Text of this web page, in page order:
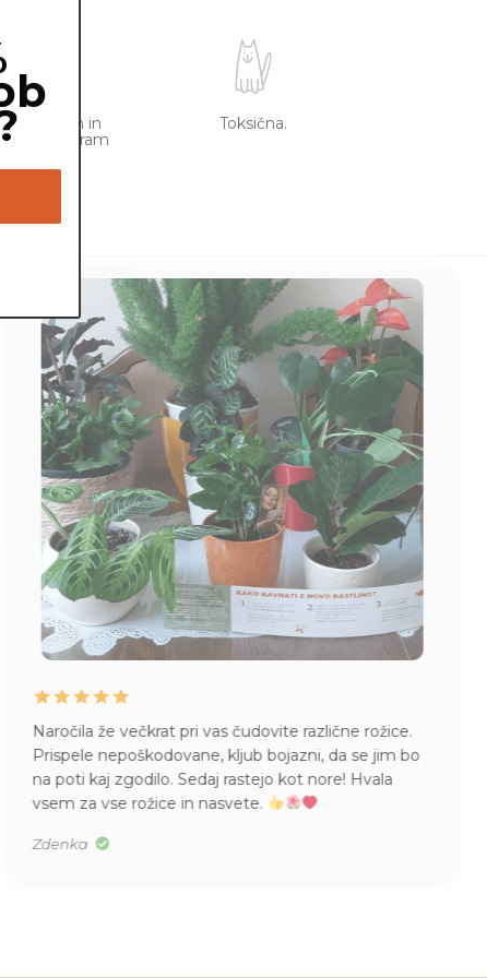
v temnih in
Ne maram
Toksična.
Naročila že večkrat pri vas čudovite različne rožice.
Prispele nepoškodovane, kljub bojazni, da se jim bo
na poti kaj zgodilo. Sedaj rastejo kot nore! Hvala
vsem za vse rožice in nasvete.
Zdenka